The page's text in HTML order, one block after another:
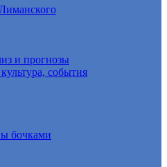
и прогнозы
события
бочками